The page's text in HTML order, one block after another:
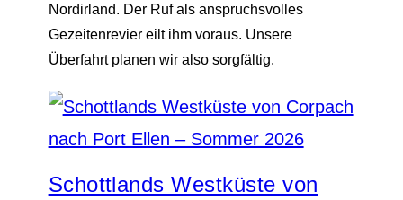
Nordirland. Der Ruf als anspruchsvolles
Gezeitenrevier eilt ihm voraus. Unsere
Überfahrt planen wir also sorgfältig.
Schottlands Westküste von